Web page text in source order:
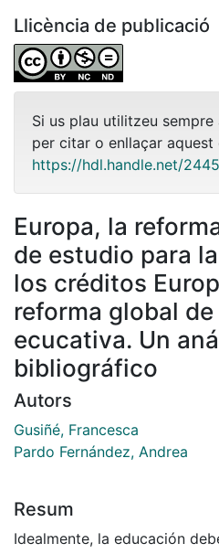
Llicència de publicació
Si us plau utilitzeu
per citar o enllaçar aquest
https://hdl.handle.net/
Europa, la
de estudio para
los créditos
reforma global
ecucativa. Un
bibliográfico
Autors
Gusiñé, Francesca
Pardo Fernández, Andrea
Resum
Idealmente, la educación